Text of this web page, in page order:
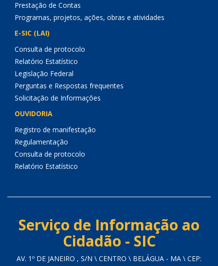
Prestação de Contas
Programas, projetos, ações, obras e atividades
E-SIC (LAI)
Consulta de protocolo
Relatório Estatístico
Legislação Federal
Perguntas e Respostas frequentes
Solicitação de Informações
OUVIDORIA
Registro de manifestação
Regulamentação
Consulta de protocolo
Relatório Estatístico
Serviço de Informação ao
Cidadão - SIC
AV. 1º DE JANEIRO , S/N \ CENTRO \ BELÁGUA - MA \ CEP: